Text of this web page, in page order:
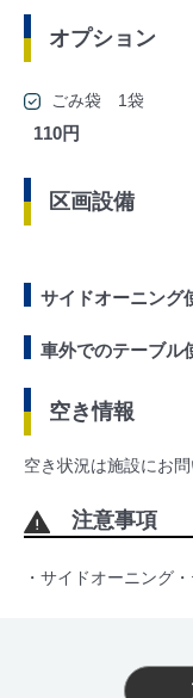
オプション
ごみ袋 1袋
110円
区画設備
サイドオーニング
車外でのテーブル
空き情報
空き状況は施設にお
注意事項
・サイドオーニング